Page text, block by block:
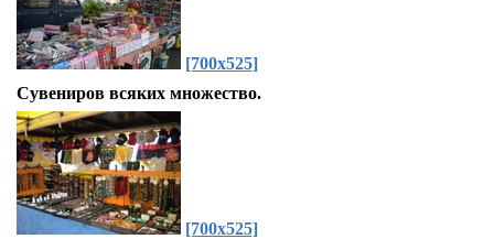
[700x525]
Сувениров всяких множество.
[700x525]